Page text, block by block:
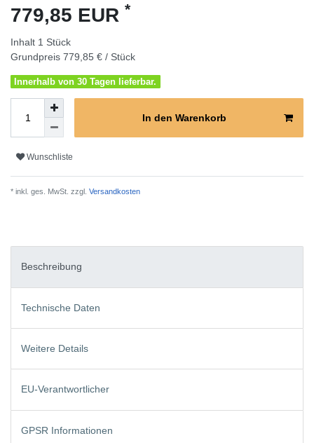
779,85 EUR *
Inhalt 1 Stück
Grundpreis 779,85 € / Stück
Innerhalb von 30 Tagen lieferbar.
In den Warenkorb
Wunschliste
* inkl. ges. MwSt. zzgl. Versandkosten
Beschreibung
Technische Daten
Weitere Details
EU-Verantwortlicher
GPSR Informationen